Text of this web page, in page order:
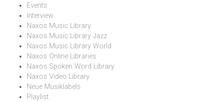
Events
Interview
Naxos Music Library
Naxos Music Library Jazz
Naxos Music Library World
Naxos Online Libraries
Naxos Spoken Word Library
Naxos Video Library
Neue Musiklabels
Playlist